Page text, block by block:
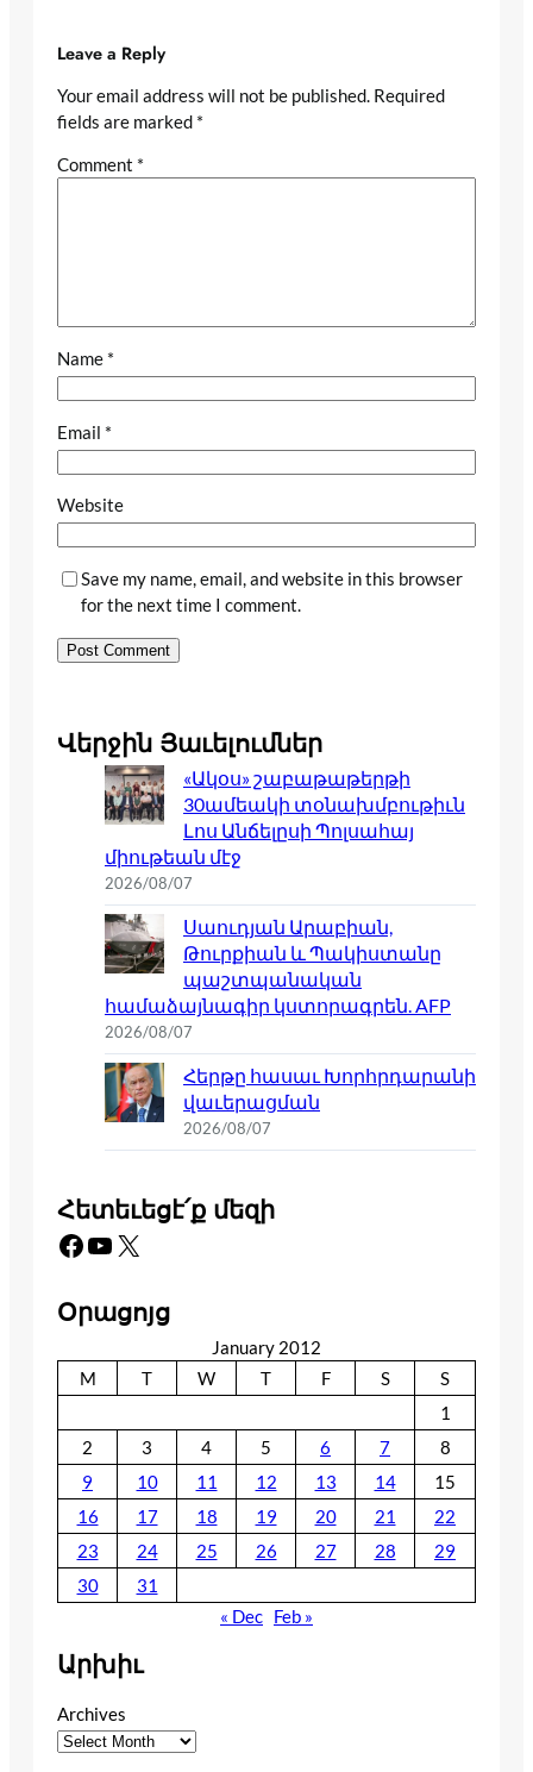
Leave a Reply
Your email address will not be published. Required
fields are marked *
Comment *
Name *
Email *
Website
Save my name, email, and website in this browser
for the next time I comment.
Վերջին Յաւելումներ
«Ակօս» շաբաթաթերթի
30ամեակի տօնախմբութիւն
Լոս Անճելըսի Պոլսահայ
միութեան մէջ
2026/08/07
Սաուդյան Արաբիան,
Թուրքիան և Պակիստանը
պաշտպանական
համաձայնագիր կստորագրեն. AFP
2026/08/07
Հերթը հասաւ Խորհրդարանի
վաւերացման
2026/08/07
Հետեւեցէ՛ք մեզի
Facebook YouTube X
Օրացոյց
January 2012
M
T W T F S
S
1
2
3 4 5 6 7
8
9
10 11 12 13 14
15
16
17 18 19 20 21
22
23
24 25 26 27 28
29
30
31
« Dec Feb »
Արխիւ
Archives